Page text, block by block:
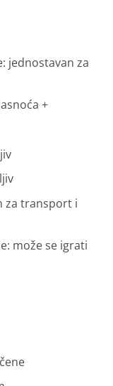
jednostavan za
+
za transport i
može se igrati